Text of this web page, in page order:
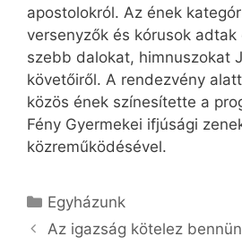
apostolokról. Az ének
versenyzők és kórusok adtak
szebb dalokat, himnuszokat
követőiről. A rendezvény
közös ének színesítette a
Fény Gyermekei ifjúsági
közreműködésével.
Kategória
Egyházunk
Az igazság kötelez